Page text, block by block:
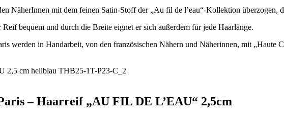
NäherInnen mit dem feinen Satin-Stoff der „Au fil de l’eau“-Kollektion überzogen,
bequem und durch die Breite eignet er sich außerdem für jede Haarlänge.
werden in Handarbeit, von den französischen Nähern und Näherinnen, mit
– Haarreif „AU FIL DE L’EAU“ 2,5cm